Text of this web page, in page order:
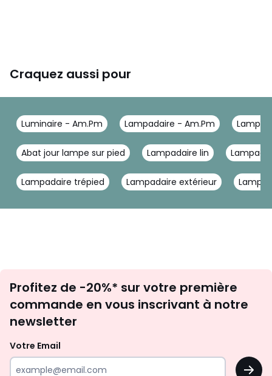
Craquez aussi pour
Luminaire - Am.Pm Lampadaire - Am.Pm
Abat jour lampe sur pied Lampadaire lin
Lampadaire trépied Lampadaire extérieur
newsletter
Profitez de -20%* sur votre première
commande en vous inscrivant à notre
newsletter
Votre Email
OK